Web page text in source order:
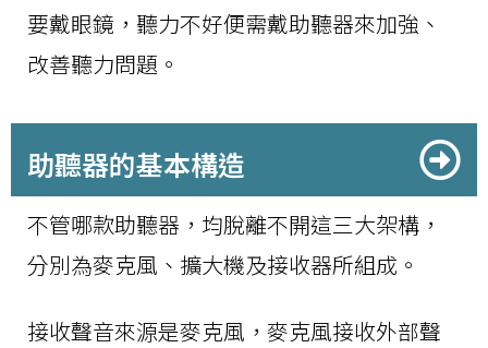
要戴眼鏡，聽力不好便需戴助聽器來加強、
改善聽力問題。
助聽器的基本構造
不管哪款助聽器，均脫離不開這三大架構，
分別為麥克風、擴大機及接收器所組成。
接收聲音來源是麥克風，麥克風接收外部聲